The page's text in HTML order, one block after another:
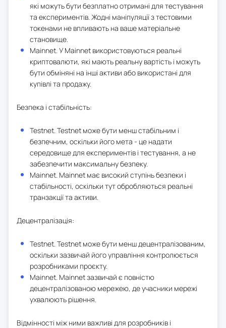
які можуть бути безплатно отримані для тестування
та експериментів. Жодні маніпуляції з тестовими
токенами не впливають на ваше матеріальне
становище.
Mainnet. У Mainnet використовуються реальні
криптовалюти, які мають реальну вартість і можуть
бути обміняні на інші активи або використані для
купівлі та продажу.
Безпека і стабільність:
Testnet. Testnet може бути менш стабільним і
безпечним, оскільки його мета - це надати
середовище для експериментів і тестування, а не
забезпечити максимальну безпеку.
Mainnet. Mainnet має високий ступінь безпеки і
стабільності, оскільки тут обробляються реальні
транзакції та активи.
Децентралізація:
Testnet. Testnet може бути менш децентралізованим,
оскільки зазвичай його управління контролюється
розробниками проєкту.
Mainnet. Mainnet зазвичай є повністю
децентралізованою мережею, де учасники мережі
ухвалюють рішення.
Відмінності між ними важливі для розробників і